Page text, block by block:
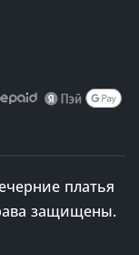
платья
защищены.